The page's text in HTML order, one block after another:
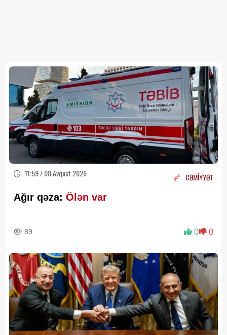
11:59 / 08 Avqust 2026 CƏMİYYƏT
Ağır qəza: Ölən var
89 0 0